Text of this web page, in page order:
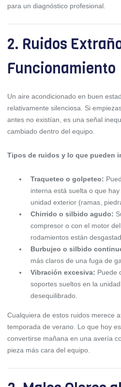
para un diagnóstico profesional.
2. Ruidos
Funcionamiento
Un aire acondicionado en buen
relativamente silenciosa. Si
antes no existían, es una señal
cambiado dentro del equipo.
Tipos de ruidos y lo que pueden
Traqueteo o golpeteo:
interna está suelta o que
unidad exterior (ramas,
Chirrido o silbido agudo:
compresor o con el motor
rodamientos están
Burbujeo o silbido
más claros de una fuga de
Vibración excesiva: Puede
soportes sueltos en la
desequilibrado.
Cualquiera de estos ruidos merece
temporada de verano. Lo que hoy
convertirse mañana en una avería
pieza más cara del equipo.